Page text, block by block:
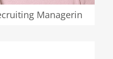
Managerin